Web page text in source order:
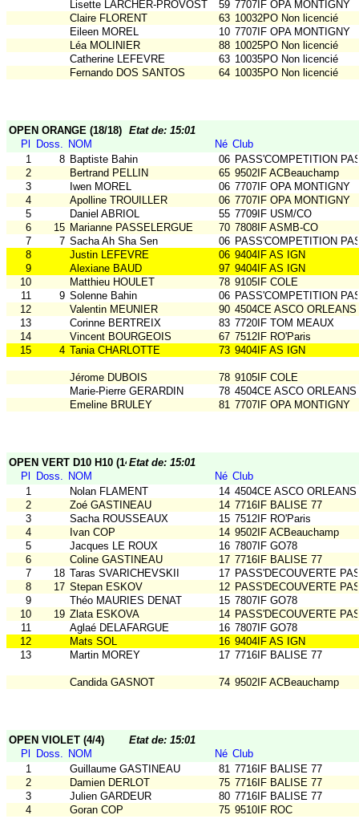
Lisette LARCHER-PROVOST
59 7707IF OPA MONTIGNY
Claire FLORENT
63 10032PO Non licencié
Eileen MOREL
10 7707IF OPA MONTIGNY
Léa MOLINIER
88 10025PO Non licencié
Catherine LEFEVRE
63 10035PO Non licencié
Fernando DOS SANTOS
64 10035PO Non licencié
OPEN ORANGE (18/18) Etat de: 15:01
Pl
Doss. NOM Né Club
1
8 Baptiste Bahin 06 PASS'COMPETITION
2
Bertrand PELLIN 65 9502IF ACBeauchamp
3
Iwen MOREL 06 7707IF OPA MONTIGNY
4
Apolline TROUILLER 06 7707IF OPA MONTIGNY
5
Daniel ABRIOL 55 7709IF USM/CO
6
15 Marianne PASSELERGUE 70 7808IF ASMB-CO
7
7 Sacha Ah Sha Sen 06 PASS'COMPETITION
8
Justin LEFEVRE 06 9404IF AS IGN
9
Alexiane BAUD 97 9404IF AS IGN
10
Matthieu HOULET 78 9105IF COLE
11
9 Solenne Bahin 06 PASS'COMPETITION
12
Valentin MEUNIER 90 4504CE ASCO ORLEANS
13
Corinne BERTREIX 83 7720IF TOM MEAUX
14
Vincent BOURGEOIS 67 7512IF RO'Paris
15
4 Tania CHARLOTTE 73 9404IF AS IGN
Jérome DUBOIS 78 9105IF COLE
Marie-Pierre GERARDIN
78 4504CE ASCO ORLEANS
Emeline BRULEY
81 7707IF OPA MONTIGNY
OPEN VERT D10 H10 (14/14)Etat de: 15:01
Pl
Doss. NOM Né Club
1
Nolan FLAMENT 14 4504CE ASCO ORLEANS
2
Zoé GASTINEAU 14 7716IF BALISE 77
3
Sacha ROUSSEAUX 15 7512IF RO'Paris
4
Ivan COP 14 9502IF ACBeauchamp
5
Jacques LE ROUX 16 7807IF GO78
6
Coline GASTINEAU 17 7716IF BALISE 77
7
18 Taras SVARICHEVSKII 17 PASS'DECOUVERTE
8
17 Stepan ESKOV 12 PASS'DECOUVERTE
9
Théo MAURIES DENAT 15 7807IF GO78
10
19 Zlata ESKOVA 14 PASS'DECOUVERTE
11
Aglaé DELAFARGUE 16 7807IF GO78
12
Mats SOL 16 9404IF AS IGN
13
Martin MOREY 17 7716IF BALISE 77
Candida GASNOT 74 9502IF ACBeauchamp
OPEN VIOLET (4/4)
Etat de: 15:01
Pl
Doss. NOM Né Club
1
Guillaume GASTINEAU 81 7716IF BALISE 77
2
Damien DERLOT 75 7716IF BALISE 77
3
Julien GARDEUR 80 7716IF BALISE 77
4
Goran COP 75 9510IF ROC